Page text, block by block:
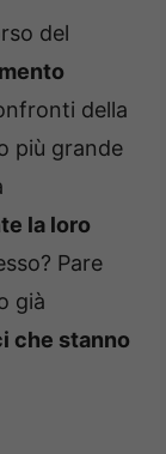
del
della
più grande
la loro
Pare
già
che stanno